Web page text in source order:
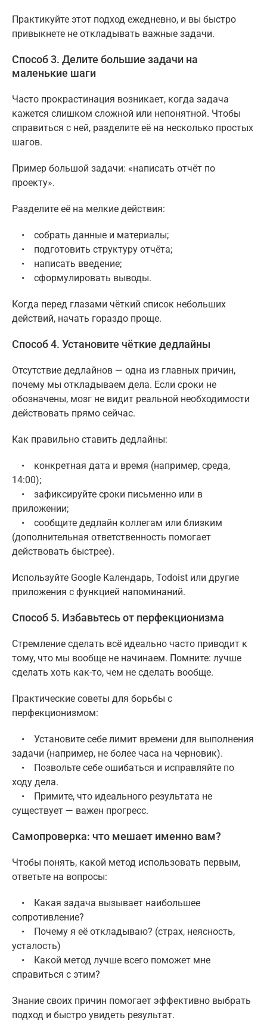
Практикуйте этот подход ежедневно, и вы быстро
привыкнете не откладывать важные задачи.
Способ 3. Делите большие задачи на
маленькие шаги
Часто прокрастинация возникает, когда задача
кажется слишком сложной или непонятной. Чтобы
справиться с ней, разделите её на несколько простых
шагов.
Пример большой задачи: «написать отчёт по
проекту».
Разделите её на мелкие действия:
• собрать данные и материалы;
• подготовить структуру отчёта;
• написать введение;
• сформулировать выводы.
Когда перед глазами чёткий список небольших
действий, начать гораздо проще.
Способ 4. Установите чёткие дедлайны
Отсутствие дедлайнов — одна из главных причин,
почему мы откладываем дела. Если сроки не
обозначены, мозг не видит реальной необходимости
действовать прямо сейчас.
Как правильно ставить дедлайны:
• конкретная дата и время (например, среда,
14:00);
• зафиксируйте сроки письменно или в
приложении;
• сообщите дедлайн коллегам или близким
(дополнительная ответственность помогает
действовать быстрее).
Используйте Google Календарь, Todoist или другие
приложения с функцией напоминаний.
Способ 5. Избавьтесь от перфекционизма
Стремление сделать всё идеально часто приводит к
тому, что мы вообще не начинаем. Помните: лучше
сделать хоть как-то, чем не сделать вообще.
Практические советы для борьбы с
перфекционизмом:
• Установите себе лимит времени для выполнения
задачи (например, не более часа на черновик).
• Позвольте себе ошибаться и исправляйте по
ходу дела.
• Примите, что идеального результата не
существует — важен прогресс.
Самопроверка: что мешает именно вам?
Чтобы понять, какой метод использовать первым,
ответьте на вопросы:
• Какая задача вызывает наибольшее
сопротивление?
• Почему я её откладываю? (страх, неясность,
усталость)
• Какой метод лучше всего поможет мне
справиться с этим?
Знание своих причин помогает эффективно выбрать
подход и быстро увидеть результат.